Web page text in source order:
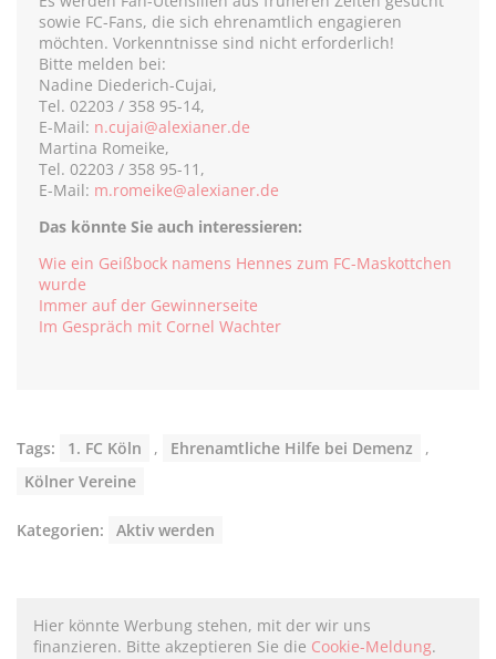
sowie FC-Fans, die sich ehrenamtlich engagieren
möchten. Vorkenntnisse sind nicht erforderlich!
Bitte melden bei:
Nadine Diederich-Cujai,
Tel. 02203 / 358 95-14,
E-Mail: n.cujai@alexianer.de
Martina Romeike,
Tel. 02203 / 358 95-11,
E-Mail: m.romeike@alexianer.de
Das könnte Sie auch interessieren:
Wie ein Geißbock namens Hennes zum FC-Maskottchen
wurde
Immer auf der Gewinnerseite
Im Gespräch mit Cornel Wachter
Tags: 1. FC Köln , Ehrenamtliche Hilfe bei Demenz
,
Kölner Vereine
Kategorien: Aktiv werden
Hier könnte Werbung stehen, mit der wir uns
finanzieren. Bitte akzeptieren Sie die Cookie-Meldung.